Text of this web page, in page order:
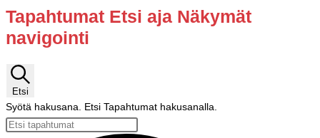
Tapahtumat
Tapahtumat Etsi aja Näkymät
navigointi
Etsi
Syötä hakusana. Etsi Tapahtumat hakusanalla.